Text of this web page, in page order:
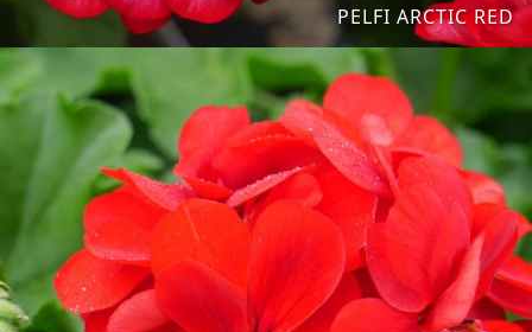
PELFI ARCTIC RED